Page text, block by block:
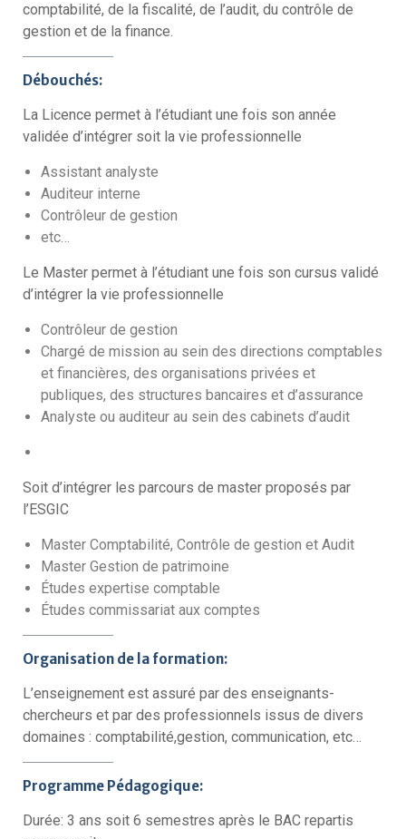
comptabilité, de la fiscalité, de l’audit, du contrôle de
gestion et de la finance.
Débouchés:
La Licence permet à l’étudiant une fois son année
validée d’intégrer soit la vie professionnelle
Assistant analyste
Auditeur interne
Contrôleur de gestion
etc…
Le Master permet à l’étudiant une fois son cursus validé
d’intégrer la vie professionnelle
Contrôleur de gestion
Chargé de mission au sein des directions comptables
et financières, des organisations privées et
publiques, des structures bancaires et d’assurance
Analyste ou auditeur au sein des cabinets d’audit
Soit d’intégrer les parcours de master proposés par
l’ESGIC
Master Comptabilité, Contrôle de gestion et Audit
Master Gestion de patrimoine
Études expertise comptable
Études commissariat aux comptes
Organisation de la formation:
L’enseignement est assuré par des enseignants-
chercheurs et par des professionnels issus de divers
domaines : comptabilité,gestion, communication, etc…
Programme Pédagogique:
Durée: 3 ans soit 6 semestres après le BAC repartis